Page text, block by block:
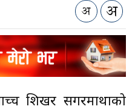
शिखर सगरमाथाको